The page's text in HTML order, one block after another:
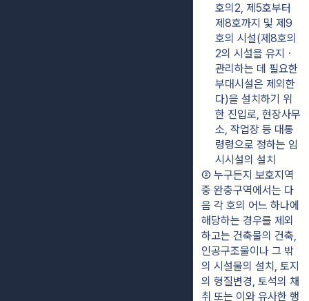
호의2, 제5호부터
제8호까지 및 제9
호의 시설(제8호의
2의 시설을 유지ㆍ
관리하는 데 필요한
부대시설은 제외한
다)을 설치하기 위
한 진입로, 현장사무
소, 작업장 등 대통
령령으로 정하는 임
시시설의 설치
② 누구든지 보호지역
중 완충구역에서는 다
음 각 호의 어느 하나에
해당하는 경우를 제외
하고는 건축물의 건축,
인공구조물이나 그 밖
의 시설물의 설치, 토지
의 형질변경, 토석의 채
취 또는 이와 유사한 행